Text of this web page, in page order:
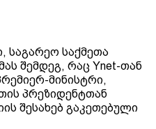
საგარეო საქმეთა
შემდეგ, რაც Ynet-თან
მინისტრი,
პრეზიდენტთან
შესახებ გაკეთებული